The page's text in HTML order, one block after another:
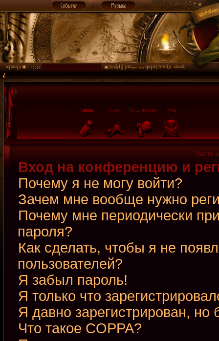
Часто
Вход на конференцию и
Почему я не могу войти?
Зачем мне вообще нужно
Почему мне периодически
пароля?
Как сделать, чтобы я не
пользователей?
Я забыл пароль!
Я только что
Я давно зарегистрирован, но
Что такое COPPA?